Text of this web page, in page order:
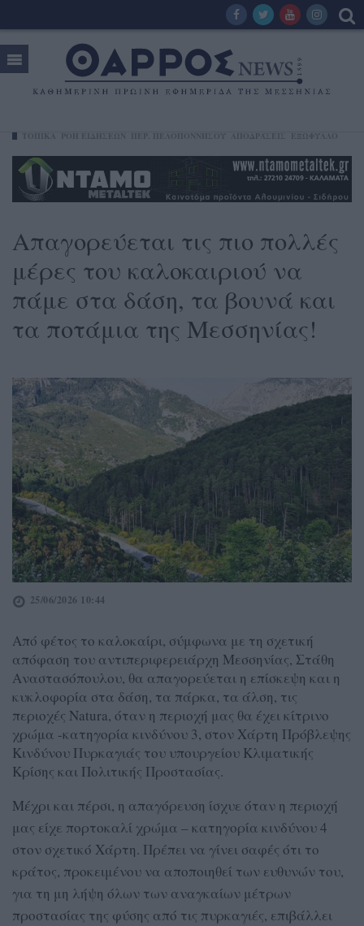
Απαγορεύεται τις πιο πολλές
μέρες του καλοκαιριού να
πάμε στα δάση, τα βουνά και
τα ποτάμια της Μεσσηνίας!
25/06/2026 10:44
Από φέτος το καλοκαίρι, σύμφωνα με τη σχετική
απόφαση του αντιπεριφερειάρχη Μεσσηνίας, Στάθη
Αναστασόπουλου, θα απαγορεύεται η επίσκεψη και η
κυκλοφορία στα δάση, τα πάρκα, τα άλση, τις
περιοχές Natura, όταν η περιοχή μας θα έχει κίτρινο
χρώμα -κατηγορία κινδύνου 3, στον Χάρτη Πρόβλεψης
Κινδύνου Πυρκαγιάς του υπουργείου Κλιματικής
Κρίσης και Πολιτικής Προστασίας.
Μέχρι και πέρσι, η απαγόρευση ίσχυε όταν η περιοχή
μας είχε πορτοκαλί χρώμα – κατηγορία κινδύνου 4
στον σχετικό Χάρτη. Πρέπει να γίνει σαφές ότι το
κράτος, προκειμένου να αποποιηθεί των ευθυνών του,
για τη μη λήψη όλων των αναγκαίων μέτρων
προστασίας της φύσης από τις πυρκαγιές, επιβάλλει